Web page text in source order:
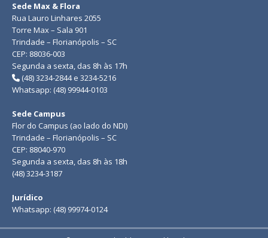
Sede Max & Flora
Rua Lauro Linhares 2055
Torre Max – Sala 901
Trindade – Florianópolis – SC
CEP: 88036-003
Segunda a sexta, das 8h às 17h
(48) 3234-2844 e 3234-5216
Whatsapp: (48) 99944-0103
Sede Campus
Flor do Campus (ao lado do NDI)
Trindade – Florianópolis – SC
CEP: 88040-970
Segunda a sexta, das 8h às 18h
(48) 3234-3187
Jurídico
Whatsapp: (48) 99974-0124